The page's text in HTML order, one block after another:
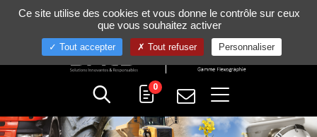
+33 (0)4 75 58 80 10
0
Gestion de vos préférences sur les cookies
Ce site utilise des cookies et vous donne le contrôle sur ceux
que vous souhaitez activer
Tout accepter Tout refuser Personnaliser